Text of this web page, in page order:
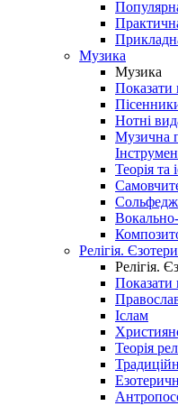
Музика
Музика
Показати
Нотні
Музична
Теорія та
Вокально-
Релігія.
Релігія.
Показати
Іслам
Теорія